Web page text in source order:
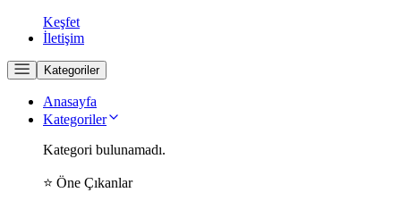
Keşfet
İletişim
Kategoriler
Anasayfa
Kategoriler
Kategori bulunamadı.
⭐ Öne Çıkanlar